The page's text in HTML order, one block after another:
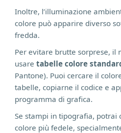
Inoltre, l’illuminazione
colore può apparire diverso
fredda.
Per evitare brutte sorprese, il
usare tabelle colore
Pantone). Puoi cercare il
tabelle, copiarne il codice e
programma di grafica.
Se stampi in tipografia, potrai
colore più fedele,